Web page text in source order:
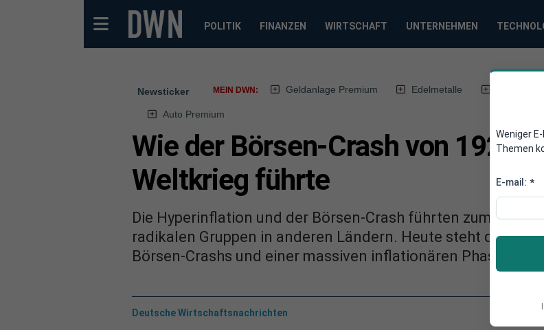
POLITIK FINANZEN WIRTSCHAFT UNTERNEHMEN
Newsticker MEIN DWN: Geldanlage Premium Edelmetalle
Auto Premium
Wie der Börsen-Crash von 1929
Weltkrieg führte
Die Hyperinflation und der Börsen-Crash führten zum
radikalen Gruppen in anderen Ländern. Heute steht die
Börsen-Crashs und einer massiven inflationären Phase.
Deutsche Wirtschaftsnachrichten
Weniger
Themen
E-mail: *